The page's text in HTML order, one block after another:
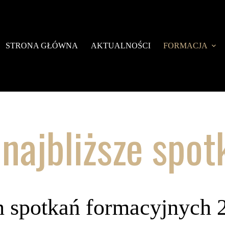
STRONA GŁÓWNA AKTUALNOŚCI FORMACJA
spotkań formacyjnych